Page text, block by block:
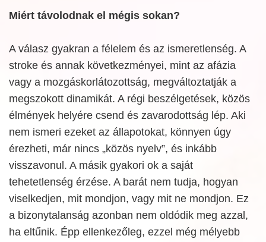
Miért távolodnak el mégis sokan?
A válasz gyakran a félelem és az ismeretlenség. A
stroke és annak következményei, mint az afázia
vagy a mozgáskorlátozottság, megváltoztatják a
megszokott dinamikát. A régi beszélgetések, közös
élmények helyére csend és zavarodottság lép. Aki
nem ismeri ezeket az állapotokat, könnyen úgy
érezheti, már nincs „közös nyelv”, és inkább
visszavonul. A másik gyakori ok a saját
tehetetlenség érzése. A barát nem tudja, hogyan
viselkedjen, mit mondjon, vagy mit ne mondjon. Ez
a bizonytalanság azonban nem oldódik meg azzal,
ha eltűnik. Épp ellenkezőleg, ezzel még mélyebb